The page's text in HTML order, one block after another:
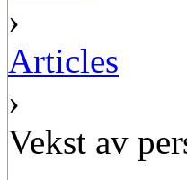
›
Articles
›
Vekst av